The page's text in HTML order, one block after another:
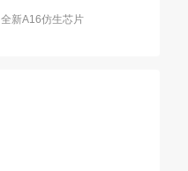
全新A16仿生芯片